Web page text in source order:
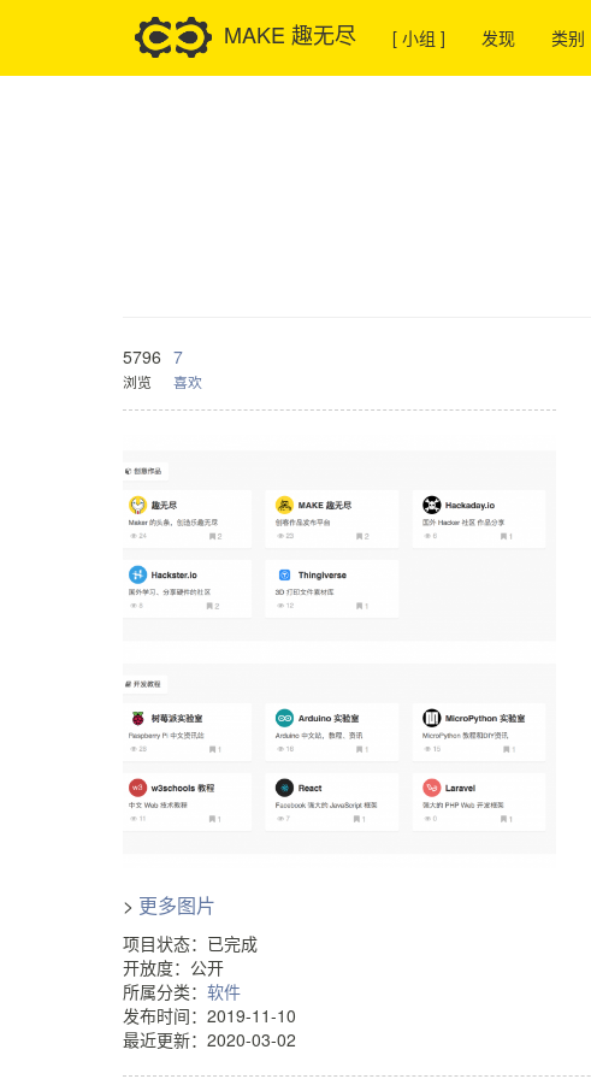
MAKE 趣无尽 [ 小组 ] 发现 类别
5796
浏览
7
喜欢
> 更多图片
项目状态：已完成
开放度：公开
所属分类： 软件
发布时间：2019-11-10
最近更新：2020-03-02